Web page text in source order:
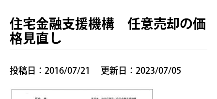
住宅金融支援機構 任意売却の価
格見直し
投稿日：2016/07/21 更新日：2023/07/05